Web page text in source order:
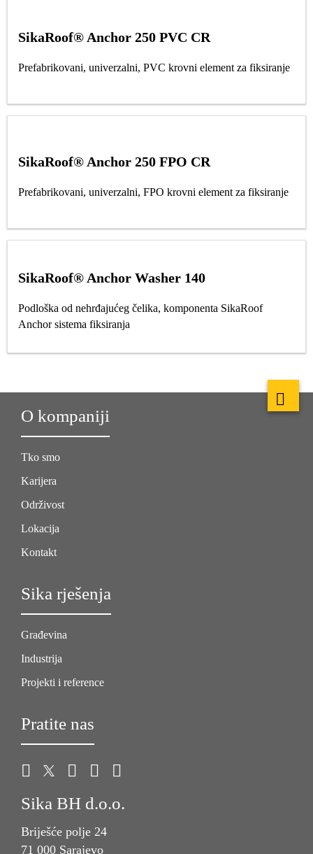
SikaRoof® Anchor 250 PVC CR
Prefabrikovani, univerzalni, PVC krovni element za fiksiranje
SikaRoof® Anchor 250 FPO CR
Prefabrikovani, univerzalni, FPO krovni element za fiksiranje
SikaRoof® Anchor Washer 140
Podloška od nehrđajućeg čelika, komponenta SikaRoof
Anchor sistema fiksiranja
O kompaniji
Tko smo
Karijera
Održivost
Lokacija
Kontakt
Sika rješenja
Građevina
Industrija
Projekti i reference
Pratite nas
Sika BH d.o.o.
Briješće polje 24
71 000 Sarajevo